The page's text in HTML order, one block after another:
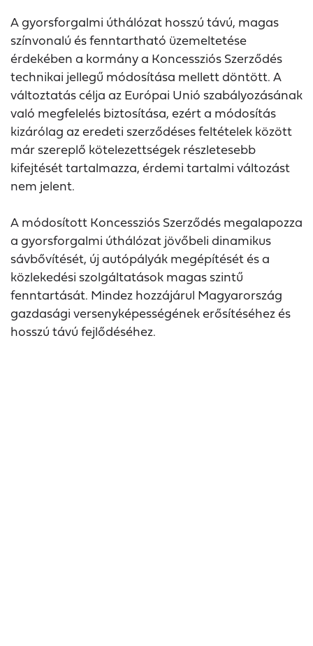
A gyorsforgalmi úthálózat hosszú távú, magas
színvonalú és fenntartható üzemeltetése
érdekében a kormány a Koncessziós Szerződés
technikai jellegű módosítása mellett döntött. A
változtatás célja az Európai Unió szabályozásának
való megfelelés biztosítása, ezért a módosítás
kizárólag az eredeti szerződéses feltételek között
már szereplő kötelezettségek részletesebb
kifejtését tartalmazza, érdemi tartalmi változást
nem jelent.
A módosított Koncessziós Szerződés megalapozza
a gyorsforgalmi úthálózat jövőbeli dinamikus
sávbővítését, új autópályák megépítését és a
közlekedési szolgáltatások magas szintű
fenntartását. Mindez hozzájárul Magyarország
gazdasági versenyképességének erősítéséhez és
hosszú távú fejlődéséhez.